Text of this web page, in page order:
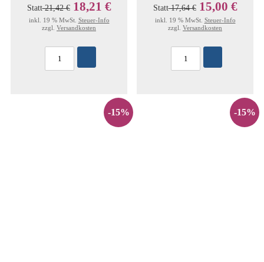
Statt21,42 € 18,21 €
inkl. 19 % MwSt. Steuer-Info
zzgl. Versandkosten
Statt17,64 € 15,00 €
inkl. 19 % MwSt. Steuer-Info
zzgl. Versandkosten
-15% -15%